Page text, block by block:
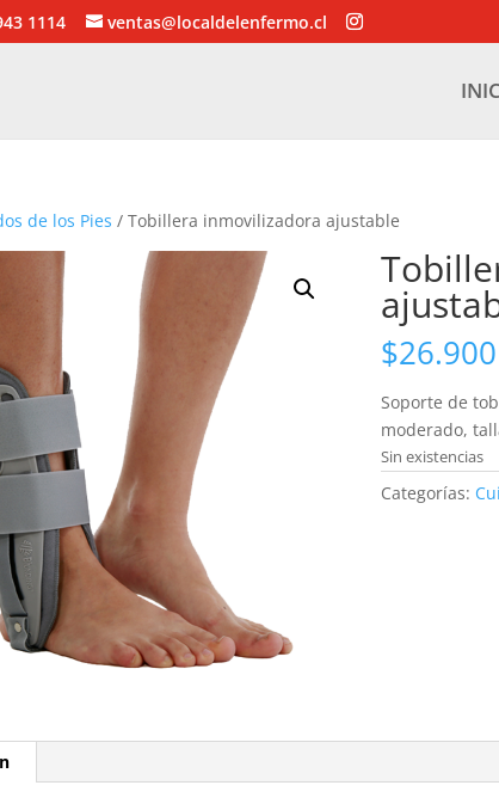
1114 ventas@localdelenfermo.cl
de los Pies / Tobillera inmovilizadora ajustable
$26.900
Soporte de
moderado,
Sin existencias
Categorías: